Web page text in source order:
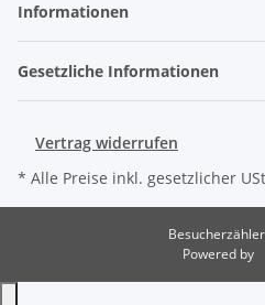
Informationen
Gesetzliche Informationen
Vertrag widerrufen
* Alle Preise inkl. gesetzlicher
Powered by